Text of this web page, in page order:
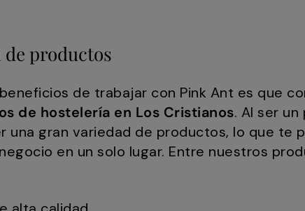
de productos
de trabajar con Pink Ant es que
de hostelería en Los Cristianos. Al ser
una gran variedad de productos, lo que te
en un solo lugar. Entre nuestros